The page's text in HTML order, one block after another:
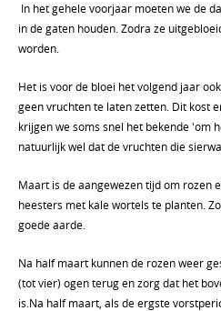
In het gehele voorjaar moeten we de
in de gaten houden. Zodra ze
worden.
Het is voor de bloei het volgend jaar
geen vruchten te laten zetten. Dit kost
krijgen we soms snel het bekende 'om
natuurlijk wel dat de vruchten die
Maart is de aangewezen tijd om rozen
heesters met kale wortels te planten.
goede aarde.
Na half maart kunnen de rozen weer
(tot vier) ogen terug en zorg dat het
is.Na half maart, als de ergste